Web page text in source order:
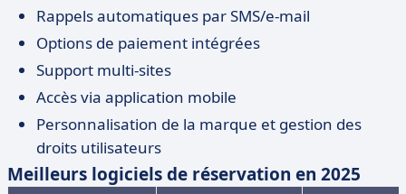
Rappels automatiques par SMS/e-mail
Options de paiement intégrées
Support multi-sites
Accès via application mobile
Personnalisation de la marque et gestion des
droits utilisateurs
Meilleurs logiciels de réservation en 2025